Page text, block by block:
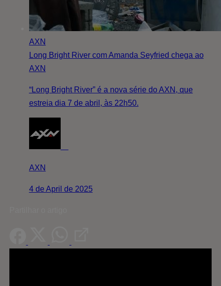
AXN
Long Bright River com Amanda Seyfried chega ao
AXN
“Long Bright River” é a nova série do AXN, que
estreia dia 7 de abril, às 22h50.
AXN
4 de April de 2025